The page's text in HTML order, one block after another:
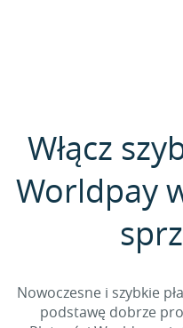
Włącz
Worldpay
Nowoczesne i szybkie
podstawę dobrze